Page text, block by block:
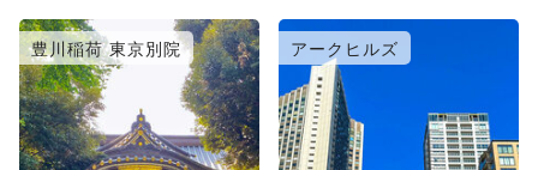
豊川稲荷 東京別院 アークヒルズ